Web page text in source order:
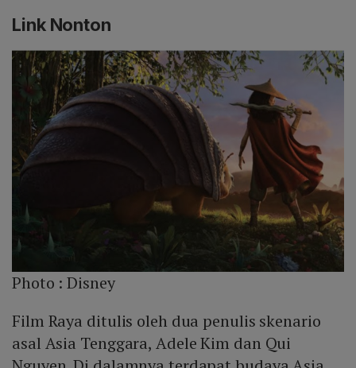
Link Nonton
Photo :Disney
Film Raya ditulis oleh dua penulis skenario
asal Asia Tenggara, Adele Kim dan Qui